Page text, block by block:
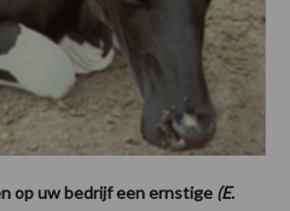
op uw bedrijf een ernstige (E.